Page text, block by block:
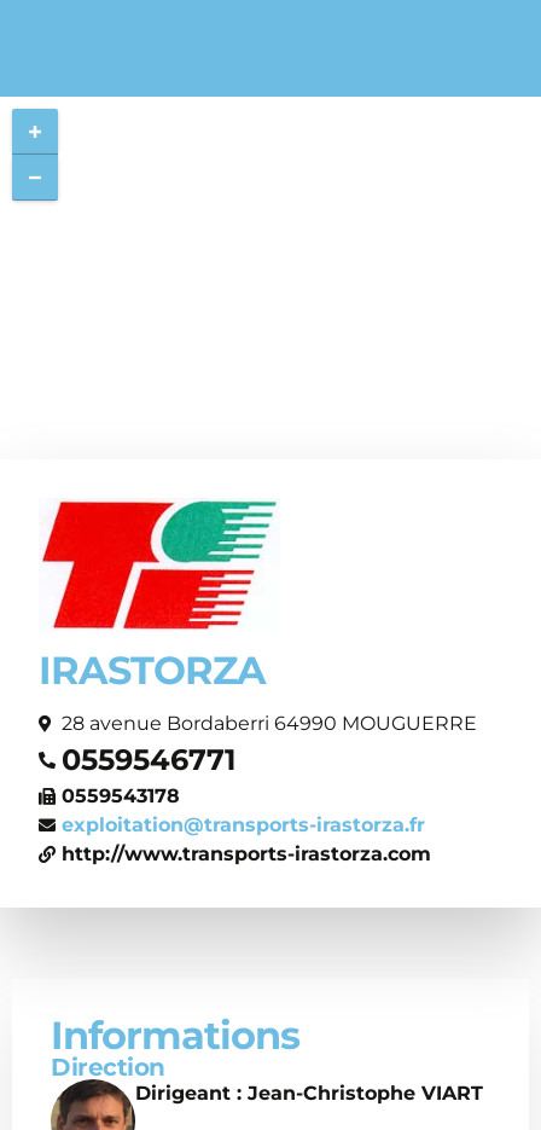
IRASTORZA
28 avenue Bordaberri 64990 MOUGUERRE
0559546771
0559543178
exploitation@transports-irastorza.fr
http://www.transports-irastorza.com
Informations
Direction
Dirigeant : Jean-Christophe VIART